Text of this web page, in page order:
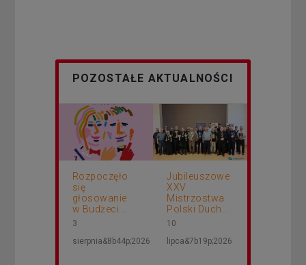
POZOSTAŁE AKTUALNOŚCI
Rozpoczęło
się
głosowanie
w Budżeci...
3
sierpnia&8b44p;2026
Jubileuszowe
XXV
Mistrzostwa
Polski Duch...
10
lipca&7b19p;2026